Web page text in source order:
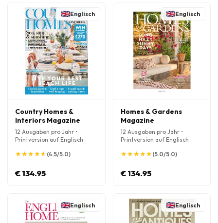
Englisch
Country Homes &
Interiors Magazine
12 Ausgaben pro Jahr •
Printversion auf Englisch
★
★★
★★
★★
★★
★ (4.5/5.0)
€ 134.95
Englisch
Homes & Gardens
Magazine
12 Ausgaben pro Jahr •
Printversion auf Englisch
★
★★
★★
★★
★★
★(5.0/5.0)
€ 134.95
Englisch Englisch